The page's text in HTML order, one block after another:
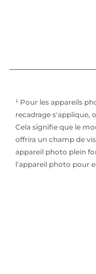
¹ Pour les appareils
recadrage s'applique,
Cela signifie que le
offrira un champ de
appareil photo plein
l'appareil photo pour